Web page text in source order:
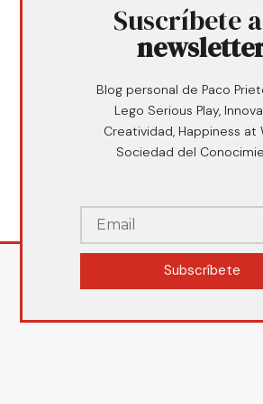
Suscríbete
Blog personal de Paco
Lego Serious Play,
Creatividad, Happiness at
Sociedad del
Subscríbete